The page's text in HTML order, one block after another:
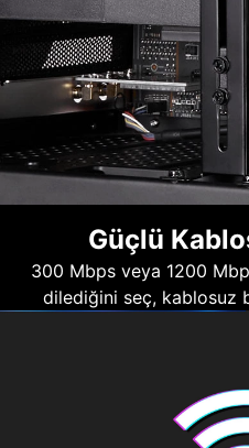
Güçlü
300 Mbps veya 1200
dilediğini seç, kablosuz